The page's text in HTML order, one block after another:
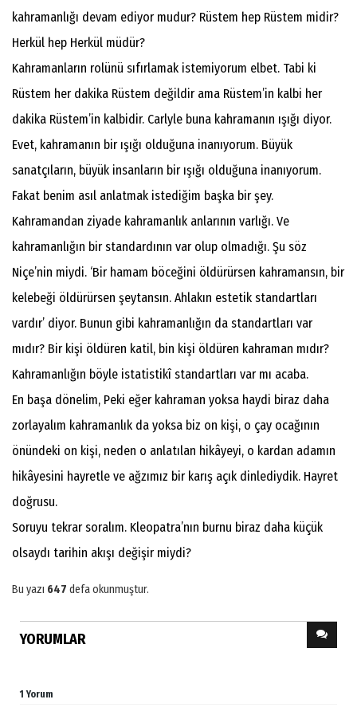
kahramanlığı devam ediyor mudur? Rüstem hep Rüstem midir?
Herkül hep Herkül müdür?
Kahramanların rolünü sıfırlamak istemiyorum elbet. Tabi ki
Rüstem her dakika Rüstem değildir ama Rüstem’in kalbi her
dakika Rüstem’in kalbidir. Carlyle buna kahramanın ışığı diyor.
Evet, kahramanın bir ışığı olduğuna inanıyorum. Büyük
sanatçıların, büyük insanların bir ışığı olduğuna inanıyorum.
Fakat benim asıl anlatmak istediğim başka bir şey.
Kahramandan ziyade kahramanlık anlarının varlığı. Ve
kahramanlığın bir standardının var olup olmadığı. Şu söz
Niçe’nin miydi. ‘Bir hamam böceğini öldürürsen kahramansın, bir
kelebeği öldürürsen şeytansın. Ahlakın estetik standartları
vardır’ diyor. Bunun gibi kahramanlığın da standartları var
mıdır? Bir kişi öldüren katil, bin kişi öldüren kahraman mıdır?
Kahramanlığın böyle istatistikî standartları var mı acaba.
En başa dönelim, Peki eğer kahraman yoksa haydi biraz daha
zorlayalım kahramanlık da yoksa biz on kişi, o çay ocağının
önündeki on kişi, neden o anlatılan hikâyeyi, o kardan adamın
hikâyesini hayretle ve ağzımız bir karış açık dinlediydik. Hayret
doğrusu.
Soruyu tekrar soralım. Kleopatra’nın burnu biraz daha küçük
olsaydı tarihin akışı değişir miydi?
Bu yazı 647 defa okunmuştur.
YORUMLAR
1 Yorum